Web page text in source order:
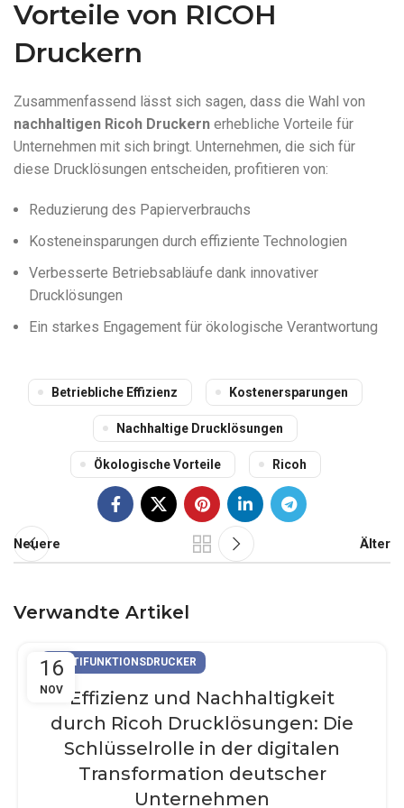
Vorteile von RICOH
Druckern
Zusammenfassend lässt sich sagen, dass die Wahl von
nachhaltigen Ricoh Druckern erhebliche Vorteile für
Unternehmen mit sich bringt. Unternehmen, die sich für
diese Drucklösungen entscheiden, profitieren von:
Reduzierung des Papierverbrauchs
Kosteneinsparungen durch effiziente Technologien
Verbesserte Betriebsabläufe dank innovativer
Drucklösungen
Ein starkes Engagement für ökologische Verantwortung
Betriebliche Effizienz Kostenersparungen
Nachhaltige Drucklösungen
Ökologische Vorteile Ricoh
Neuere Älter
Verwandte Artikel
16
NOV
MULTIFUNKTIONSDRUCKER
Effizienz und Nachhaltigkeit
durch Ricoh Drucklösungen: Die
Schlüsselrolle in der digitalen
Transformation deutscher
Unternehmen